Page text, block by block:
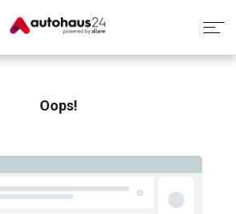
Rund um die Inzahlungnahme
Oops!